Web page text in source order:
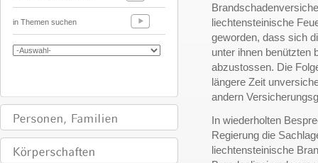
in Themen suchen
liechtensteinische
geworden, dass sich
unter ihnen benützten
abzustossen. Die
längere Zeit
andern
In wiederholten
Regierung die
liechtensteinische